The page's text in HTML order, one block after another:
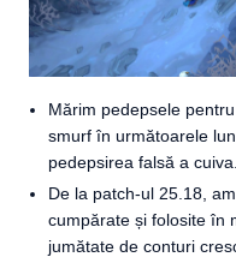
Mărim pedepsele
smurf în următoarele
pedepsirea falsă a cuiva.
De la patch-ul 25.18,
cumpărate și folosite în
jumătate de conturi